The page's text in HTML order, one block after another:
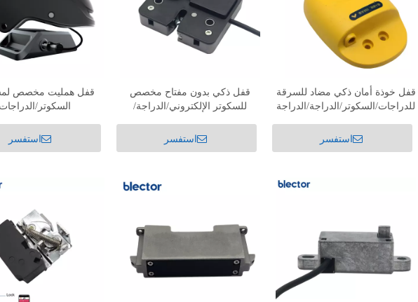
قفل خوذة أمان ذكي مضاد للسرقة
للدراجات/السكوتر/الدراجة/الدراجة
استفسر
قفل ذكي بدون مفتاح مخصص
للسكوتر الإلكتروني/الدراجة/
استفسر
قفل همليت مخصص
السكوتر/الدراجات
استفسر